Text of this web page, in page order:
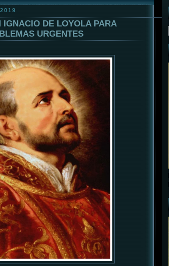
IGNACIO DE LOYOLA PARA
URGENTES